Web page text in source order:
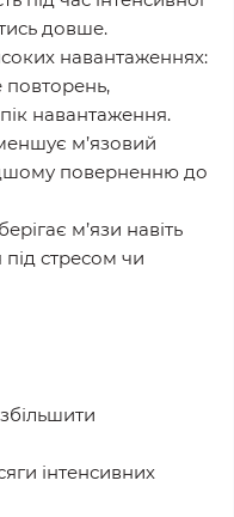
довше.
навантаженнях:
навантаження.
м’язовий
поверненню до
м’язи навіть
стресом чи
інтенсивних